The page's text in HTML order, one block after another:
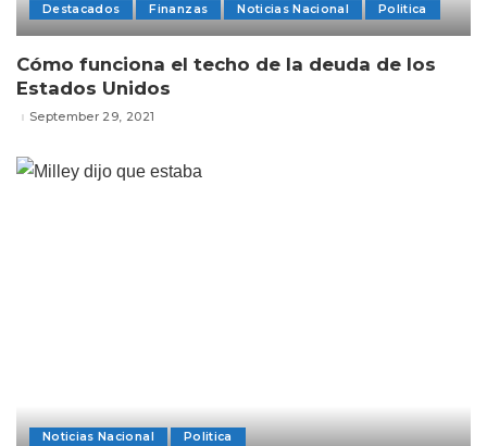
Destacados Finanzas Noticias Nacional Politica
Cómo funciona el techo de la deuda de los
Estados Unidos
September 29, 2021
Noticias Nacional Politica